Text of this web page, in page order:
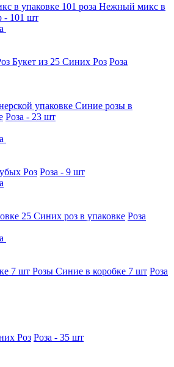
101 роза Нежный микс в
- 101 шт
Букет из 25 Синих Роз Роза
Синие розы в
Роза - 23 шт
Роз Роза - 9 шт
25 Синих роз в упаковке Роза
Розы Синие в коробке 7 шт Роза
Роз Роза - 35 шт